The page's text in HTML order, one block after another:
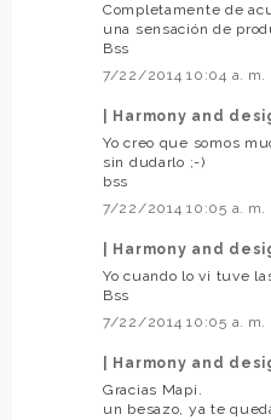
Completamente de
una sensación de
Bss
7/22/2014 10:04 a. m.
| Harmony and
Yo creo que somos
sin dudarlo ;-)
bss
7/22/2014 10:05 a. m.
| Harmony and
Yo cuando lo vi tuve
Bss
7/22/2014 10:05 a. m.
| Harmony and
Gracias Mapi.
un besazo, ya te